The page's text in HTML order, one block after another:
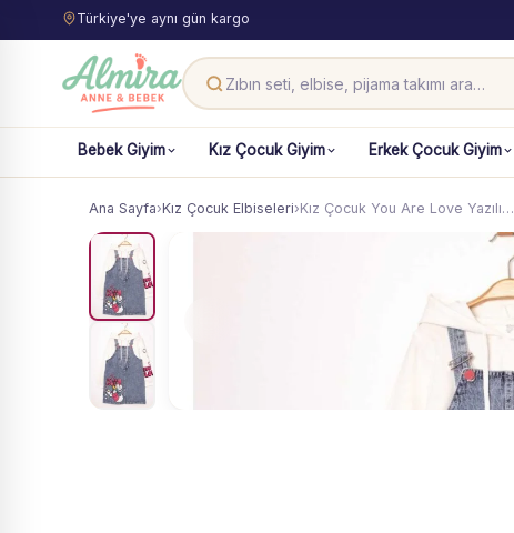
Türkiye'ye aynı gün kargo
Bebek Giyim Kız Çocuk Giyim Erkek Çocuk Giyim
Ana Sayfa›Kız Çocuk Elbiseleri›Kız Çocuk You Are Love Yazılı…